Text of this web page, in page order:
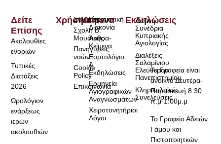
Τα Γραφεία είναι
ανοικτά Δευτέρα-
Παρασκευή 8:30
π.μ-1:00μ.μ
Το Γραφείο Αδειών
Γάμου και
Πιστοποιητκών
Χρήσιμα
Σύνδεσμοι
Σχολή Β.
Μουσικής
Πανηγύρεις
ναών
Cookie
Policy
Επικοινωνία
Κείμενα
Πνευματική
Διακονία
Άρθρα-
Κείμενα
Εορτολόγιο
&
Εκδηλώσεις
Ερμηνεία
Αγιογραφικών
Αναγνωσμάτων
Χειροτονητήριοι
Λόγοι
Δείτε
Επίσης
Ακολουθίες
ενοριών
Τυπικές
Διατάξεις
2026
Ωρολόγιον
ενάρξεως
ιερών
ακολουθιών
Εκδηλώσεις
Διεθνή
Συνέδρια
Κυπριακής
Αγιολογίας
Διαλέξεις
Σαλαμίνιου
Ελεύθερου
Πανεπιστημίου
Κληρικολαϊκές
Συνελεύσεις